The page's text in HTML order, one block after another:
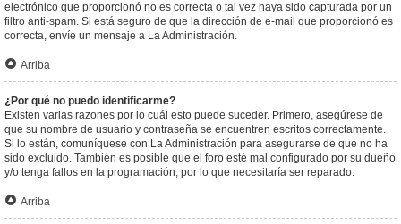
electrónico que proporcionó no es correcta o tal vez haya sido capturada por un
filtro anti-spam. Si está seguro de que la dirección de e-mail que proporcionó es
correcta, envíe un mensaje a La Administración.
Arriba
¿Por qué no puedo identificarme?
Existen varias razones por lo cuál esto puede suceder. Primero, asegúrese de
que su nombre de usuario y contraseña se encuentren escritos correctamente.
Si lo están, comuníquese con La Administración para asegurarse de que no ha
sido excluido. También es posible que el foro esté mal configurado por su dueño
y/o tenga fallos en la programación, por lo que necesitaría ser reparado.
Arriba